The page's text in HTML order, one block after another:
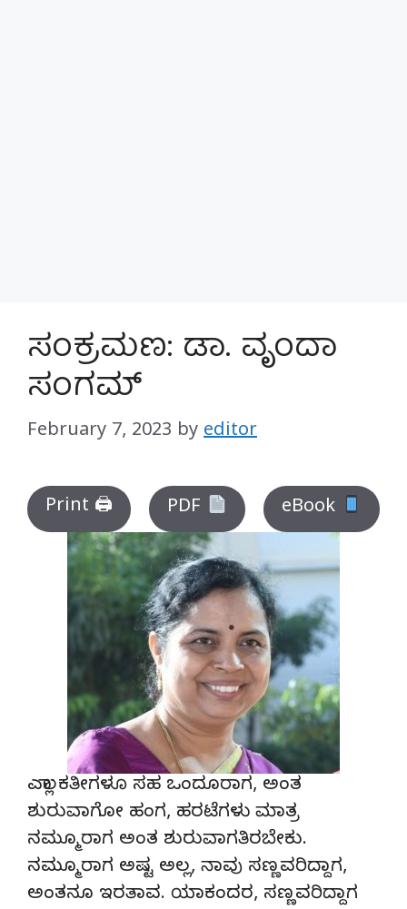
ಸಂಕ್ರಮಣ: ಡಾ. ವೃಂದಾ
ಸಂಗಮ್
February 7, 2023 by editor
Print 🖨 PDF eBook
ಎಲ್ಲಾ ಕತೀಗಳೂ ಸಹ ಒಂದೂರಾಗ, ಅಂತ
ಶುರುವಾಗೋ ಹಂಗ, ಹರಟೆಗಳು ಮಾತ್ರ
ನಮ್ಮೂರಾಗ ಅಂತ ಶುರುವಾಗತಿರಬೇಕು.
ನಮ್ಮೂರಾಗ ಅಷ್ಟ ಅಲ್ಲ, ನಾವು ಸಣ್ಣವರಿದ್ದಾಗ,
ಅಂತನೂ ಇರತಾವ. ಯಾಕಂದರ, ಸಣ್ಣವರಿದ್ದಾಗ